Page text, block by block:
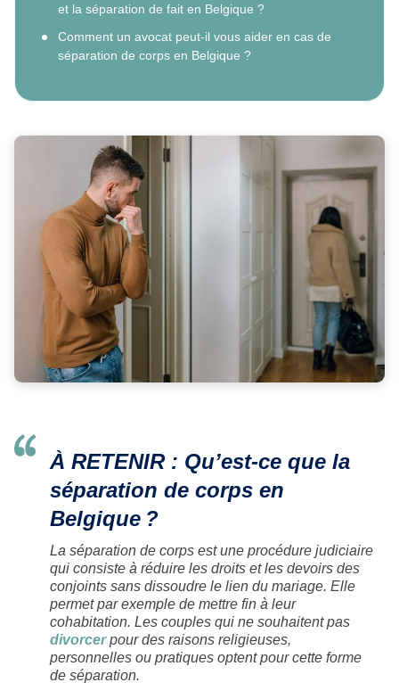
et la séparation de fait en Belgique ?
Comment un avocat peut-il vous aider en cas de
séparation de corps en Belgique ?
À RETENIR : Qu’est-ce que la
séparation de corps en
Belgique ?
La séparation de corps est une procédure judiciaire
qui consiste à réduire les droits et les devoirs des
conjoints sans dissoudre le lien du mariage. Elle
permet par exemple de mettre fin à leur
cohabitation. Les couples qui ne souhaitent pas
divorcerpour des raisons religieuses,
personnelles ou pratiques optent pour cette forme
de séparation.